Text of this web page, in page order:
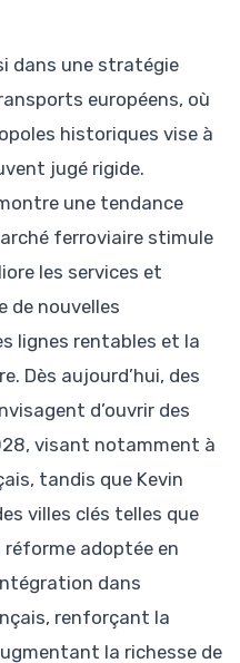
dans une stratégie
européens, où
historiques vise à
jugé rigide.
une tendance
ferroviaire stimule
les services et
de nouvelles
lignes rentables et la
Dès aujourd’hui, des
d’ouvrir des
visant notamment à
tandis que Kevin
villes clés telles que
réforme adoptée en
dans
renforçant la
la richesse de